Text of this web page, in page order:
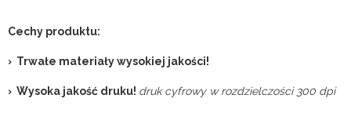
Cechy produktu:
› Trwałe materiały wysokiej jakości!
› Wysoka jakość druku! druk cyfrowy w rozdzielczości 300 dpi